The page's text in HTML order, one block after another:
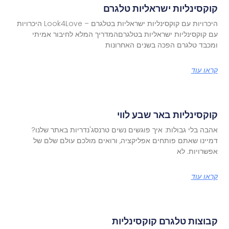
קוקסינליות ישראליות טלגרם
היכרויות עם קוקסינליות ישראליות בטלגרם – Look4Love היכרויות
עם קוקסינליות ישראליות בטלגרםהמדריך המלא לחיבור אמיתי
ומכבד טלגרם הפכה בשנים האחרונות
קראו עוד
קוקסינליות באר שבע לווי
אהבה בלי גבולות: איך פוגשים נשים טרנסג'נדריות באתר שלנו?
דמיינו שאתם פותחים אפליקציה, ורואים מולכם עולם שלם של
אפשרויות. לא
קראו עוד
קבוצות טלגרם קוקסינליות